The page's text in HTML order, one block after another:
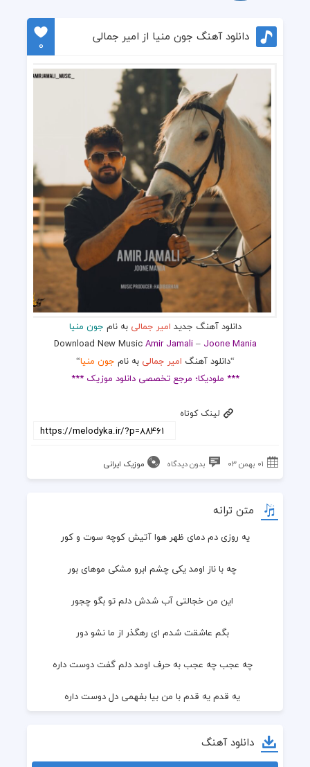
دانلود آهنگ جون منیا از امیر جمالی
0
دانلود آهنگ جدید امیر جمالی به نام جون منیا
Download New MusicAmir Jamali– Joone Mania
“دانلود آهنگ امیر جمالی به نام جون منیا“
*** ملودیکا؛ مرجع تخصصی دانلود موزیک ***
لینک کوتاه
۰۱ بهمن ۰۳ بدون دیدگاه موزیک ایرانی
متن ترانه
یه روزی دم دمای ظهر هوا آتیش کوچه سوت و کور
  چه با ناز اومد یکی چشم ابرو مشکی موهای بور
  این من خجالتی آب شدش دلم تو بگو چجور
  بگم عاشقت شدم ای رهگذر از ما نشو دور
  چه عجب چه عجب به حرف اومد دلم گفت دوست داره
  یه قدم یه قدم با من بیا بفهمی دل دوست داره
  تو دادی یادم
دانلود آهنگ